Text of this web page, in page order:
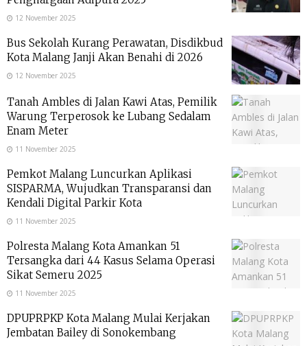
12 November 2025
Bus Sekolah Kurang Perawatan, Disdikbud
Kota Malang Janji Akan Benahi di 2026
12 November 2025
Tanah Ambles di Jalan Kawi Atas, Pemilik
Warung Terperosok ke Lubang Sedalam
Enam Meter
11 November 2025
Pemkot Malang Luncurkan Aplikasi
SISPARMA, Wujudkan Transparansi dan
Kendali Digital Parkir Kota
11 November 2025
Polresta Malang Kota Amankan 51
Tersangka dari 44 Kasus Selama Operasi
Sikat Semeru 2025
11 November 2025
DPUPRPKP Kota Malang Mulai Kerjakan
Jembatan Bailey di Sonokembang